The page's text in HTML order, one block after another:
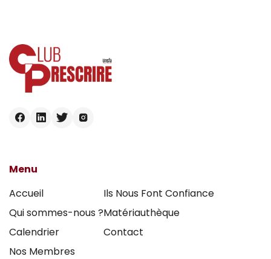
Menu
Accueil
Qui sommes-nous ?
Calendrier
Nos Membres
Ils Nous Font Confiance
Matériauthèque
Contact